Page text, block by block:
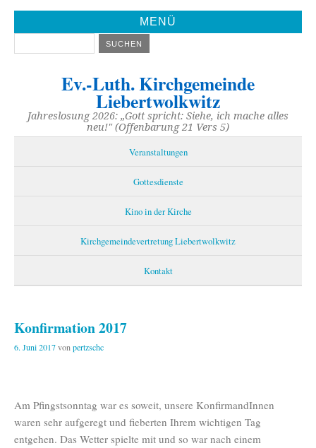
MENÜ
Ev.-Luth. Kirchgemeinde
Liebertwolkwitz
Jahreslosung 2026: „Gott spricht: Siehe, ich mache alles
neu!" (Offenbarung 21 Vers 5)
Veranstaltungen
Gottesdienste
Kino in der Kirche
Kirchgemeindevertretung Liebertwolkwitz
Kontakt
Konfirmation 2017
6. Juni 2017von pertzschc
Am Pfingstsonntag war es soweit, unsere KonfirmandInnen
waren sehr aufgeregt und fieberten Ihrem wichtigen Tag
entgehen. Das Wetter spielte mit und so war nach einem